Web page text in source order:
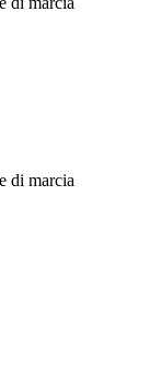
di marcia